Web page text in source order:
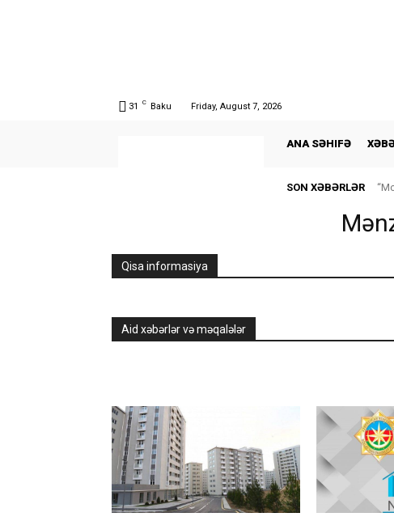
31 C Baku Friday, August 7, 2026
ANA SƏHIFƏ
SON XƏBƏRLƏR
Qisa informasiya
Aid xəbərlər və məqalələr